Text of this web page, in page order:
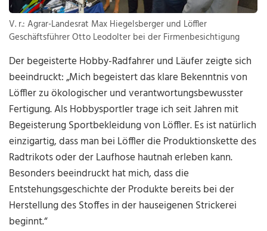
V. r.: Agrar-Landesrat Max Hiegelsberger und Löffler
Geschäftsführer Otto Leodolter bei der Firmenbesichtigung
Der begeisterte Hobby-Radfahrer und Läufer zeigte sich
beeindruckt: „Mich begeistert das klare Bekenntnis von
Löffler zu ökologischer und verantwortungsbewusster
Fertigung. Als Hobbysportler trage ich seit Jahren mit
Begeisterung Sportbekleidung von Löffler. Es ist natürlich
einzigartig, dass man bei Löffler die Produktionskette des
Radtrikots oder der Laufhose hautnah erleben kann.
Besonders beeindruckt hat mich, dass die
Entstehungsgeschichte der Produkte bereits bei der
Herstellung des Stoffes in der hauseigenen Strickerei
beginnt.“